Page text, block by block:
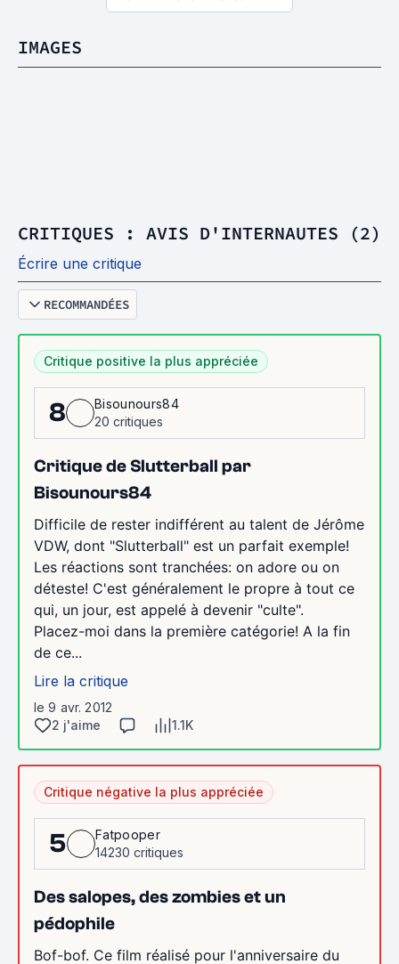
IMAGES
CRITIQUES : AVIS D'INTERNAUTES (2)
Écrire une critique
RECOMMANDÉES
Critique positive la plus appréciée
8
Bisounours84
20 critiques
Critique de Slutterball par
Bisounours84
Difficile de rester indifférent au talent de Jérôme
VDW, dont "Slutterball" est un parfait exemple!
Les réactions sont tranchées: on adore ou on
déteste! C'est généralement le propre à tout ce
qui, un jour, est appelé à devenir "culte".
Placez-moi dans la première catégorie! A la fin
de ce...
Lire la critique
le 9 avr. 2012
2 j'aime
1.1K
Critique négative la plus appréciée
5
Fatpooper
14230 critiques
Des salopes, des zombies et un
pédophile
Bof-bof. Ce film réalisé pour l'anniversaire du